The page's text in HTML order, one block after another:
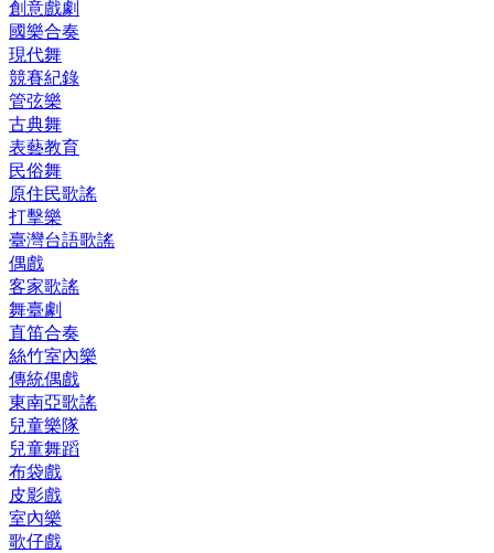
創意戲劇
國樂合奏
現代舞
競賽紀錄
管弦樂
古典舞
表藝教育
民俗舞
原住民歌謠
打擊樂
臺灣台語歌謠
偶戲
客家歌謠
舞臺劇
直笛合奏
絲竹室內樂
傳統偶戲
東南亞歌謠
兒童樂隊
兒童舞蹈
布袋戲
皮影戲
室內樂
歌仔戲